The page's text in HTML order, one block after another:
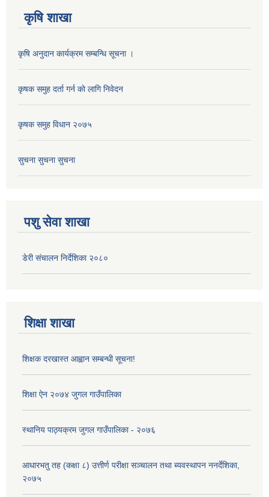
कृषि शाखा
कृषि अनुदान कार्यक्रम सम्बन्धि सूचना ।
कृषक समुह दर्ता गर्न काे लागि निवेदन
कृषक समुह विधान २०७५
सुचना सुचना सुचना
पशु सेवा शाखा
डेरी संचालन निर्देशिका २०८०
शिक्षा शाखा
शिक्षक दरखास्त आह्वान सम्बन्धी सूचना!
शिक्षा ऐन २०७४ जुगल गाउँपालिका
स्थानिय पाठ्यक्रम जुगल गाउँपालिका - २०७६
आधारभतु तह (कक्षा ८) उत्तीर्ण परीक्षा सञ्चालन तथा ब्यवस्थापन ननर्देशिका,
२०७५